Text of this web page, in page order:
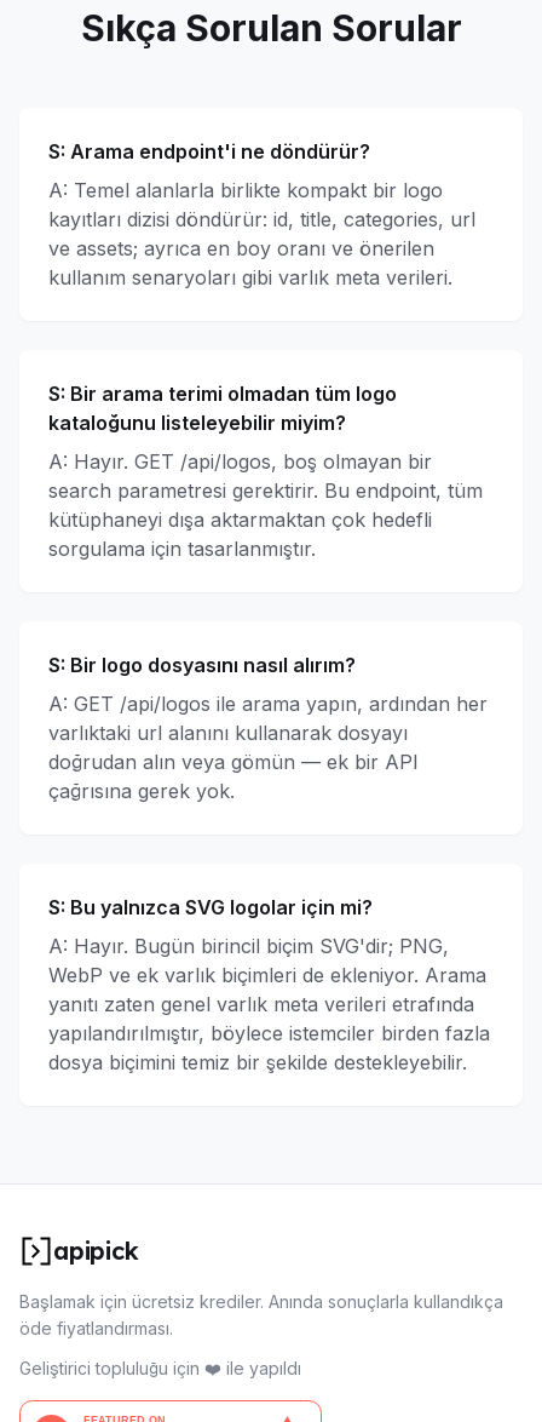
Sıkça Sorulan Sorular
S: Arama endpoint'i ne döndürür?
A: Temel alanlarla birlikte kompakt bir logo
kayıtları dizisi döndürür: id, title, categories, url
ve assets; ayrıca en boy oranı ve önerilen
kullanım senaryoları gibi varlık meta verileri.
S: Bir arama terimi olmadan tüm logo
kataloğunu listeleyebilir miyim?
A: Hayır. GET /api/logos, boş olmayan bir
search parametresi gerektirir. Bu endpoint, tüm
kütüphaneyi dışa aktarmaktan çok hedefli
sorgulama için tasarlanmıştır.
S: Bir logo dosyasını nasıl alırım?
A: GET /api/logos ile arama yapın, ardından her
varlıktaki url alanını kullanarak dosyayı
doğrudan alın veya gömün — ek bir API
çağrısına gerek yok.
S: Bu yalnızca SVG logolar için mi?
A: Hayır. Bugün birincil biçim SVG'dir; PNG,
WebP ve ek varlık biçimleri de ekleniyor. Arama
yanıtı zaten genel varlık meta verileri etrafında
yapılandırılmıştır, böylece istemciler birden fazla
dosya biçimini temiz bir şekilde destekleyebilir.
apipick
Başlamak için ücretsiz krediler. Anında sonuçlarla kullandıkça
öde fiyatlandırması.
Geliştirici topluluğu için ❤️ ile yapıldı